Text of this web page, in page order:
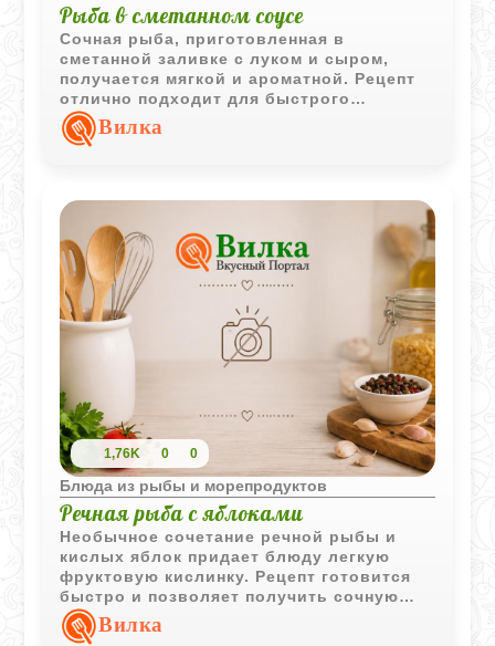
Рыба в сметанном соусе
Сочная рыба, приготовленная в
сметанной заливке с луком и сыром,
получается мягкой и ароматной. Рецепт
отлично подходит для быстрого
домашнего ужина без длительного
стояния у плиты.
Вилка
1,76K 0 0
Блюда из рыбы и морепродуктов
Речная рыба с яблоками
Необычное сочетание речной рыбы и
кислых яблок придает блюду легкую
фруктовую кислинку. Рецепт готовится
быстро и позволяет получить сочную
рыбу с интересным вкусом без сложных
ингредиентов.
Вилка